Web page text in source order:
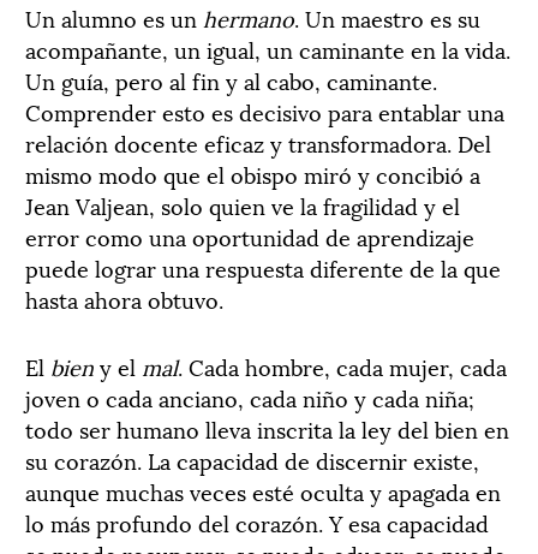
Un alumno es un hermano. Un maestro es su
acompañante, un igual, un caminante en la vida.
Un guía, pero al fin y al cabo, caminante.
Comprender esto es decisivo para entablar una
relación docente eficaz y transformadora. Del
mismo modo que el obispo miró y concibió a
Jean Valjean, solo quien ve la fragilidad y el
error como una oportunidad de aprendizaje
puede lograr una respuesta diferente de la que
hasta ahora obtuvo.
El bieny el mal. Cada hombre, cada mujer, cada
joven o cada anciano, cada niño y cada niña;
todo ser humano lleva inscrita la ley del bien en
su corazón. La capacidad de discernir existe,
aunque muchas veces esté oculta y apagada en
lo más profundo del corazón. Y esa capacidad